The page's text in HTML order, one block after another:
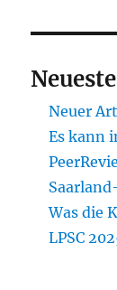
Neuer
Es kann
Was die
LPSC